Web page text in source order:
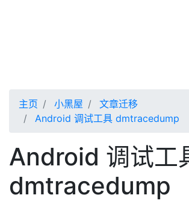
主页 小黑屋
文章迁移
Android 调试工具 dmtracedump
Android 调试工
dmtracedump